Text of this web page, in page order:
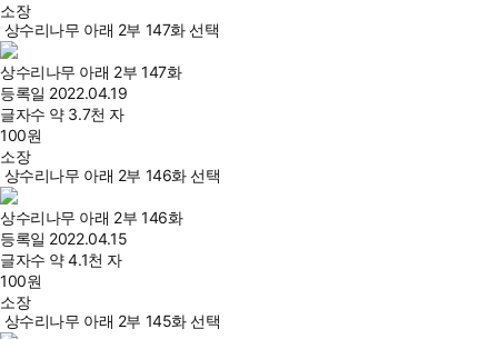
소장
상수리나무 아래 2부 147화 선택
상수리나무 아래 2부 147화
등록일 2022.04.19
글자수 약 3.7천 자
100원
소장
상수리나무 아래 2부 146화 선택
상수리나무 아래 2부 146화
등록일 2022.04.15
글자수 약 4.1천 자
100원
소장
상수리나무 아래 2부 145화 선택